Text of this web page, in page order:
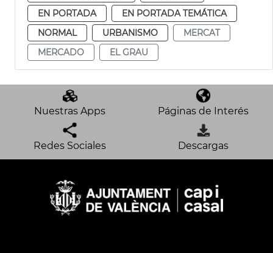
EN PORTADA
EN PORTADA TEMÁTICA
NORMAL
URBANISMO
MERCAT
MERCADO
EL GRAU
Nuestras Apps Páginas de Interés
Redes Sociales Descargas